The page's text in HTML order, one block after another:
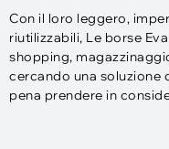
Con il loro leggero,
riutilizzabili, Le borse
shopping,
cercando una soluzione
pena prendere in